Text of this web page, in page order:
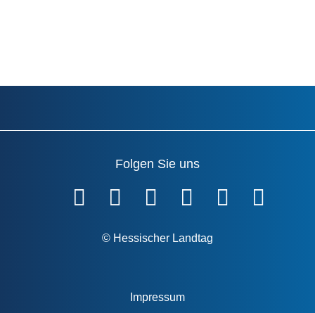
Folgen Sie uns
© Hessischer Landtag
Impressum